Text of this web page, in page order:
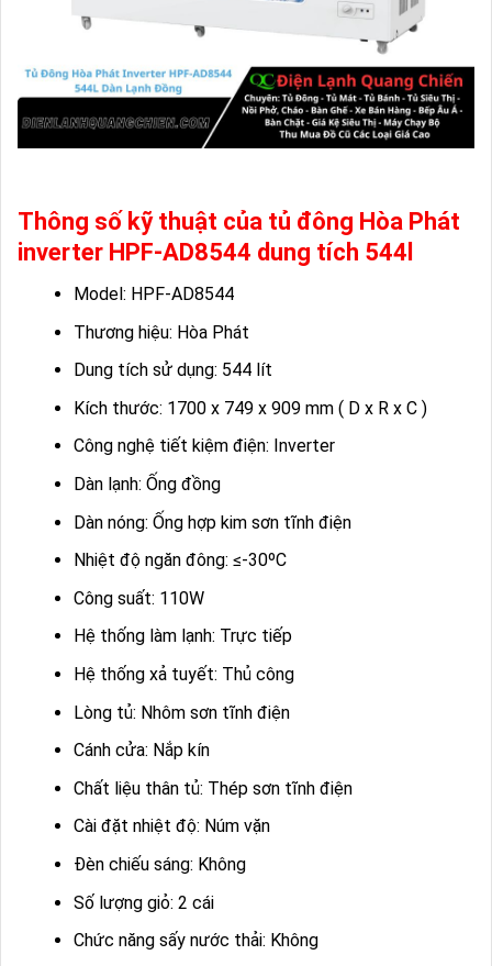
Thông số kỹ thuật của tủ đông Hòa Phát
inverter HPF-AD8544 dung tích 544l
Model: HPF-AD8544
Thương hiệu: Hòa Phát
Dung tích sử dụng: 544 lít
Kích thước: 1700 x 749 x 909 mm ( D x R x C )
Công nghệ tiết kiệm điện: Inverter
Dàn lạnh: Ống đồng
Dàn nóng: Ống hợp kim sơn tĩnh điện
Nhiệt độ ngăn đông: ≤-30ºC
Công suất: 110W
Hệ thống làm lạnh: Trực tiếp
Hệ thống xả tuyết: Thủ công
Lòng tủ: Nhôm sơn tĩnh điện
Cánh cửa: Nắp kín
Chất liệu thân tủ: Thép sơn tĩnh điện
Cài đặt nhiệt độ: Núm vặn
Đèn chiếu sáng: Không
Số lượng giỏ: 2 cái
Chức năng sấy nước thải: Không